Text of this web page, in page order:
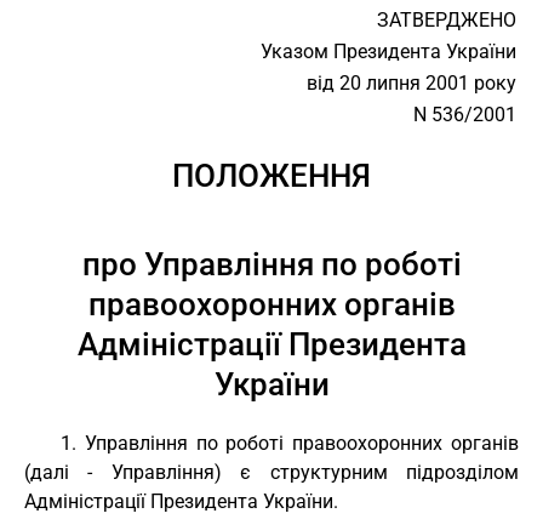
ЗАТВЕРДЖЕНО
Указом Президента України
від 20 липня 2001 року
N 536/2001
ПОЛОЖЕННЯ
про Управління по роботі
правоохоронних органів
Адміністрації Президента
України
1. Управління по роботі правоохоронних органів
(далі - Управління) є структурним підрозділом
Адміністрації Президента України.